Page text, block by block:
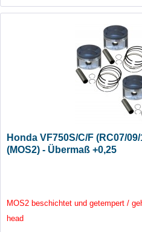
Honda VF750S/C/F (RC07/
(MOS2) - Übermaß +0,25
MOS2 beschichtet und getempert /
head